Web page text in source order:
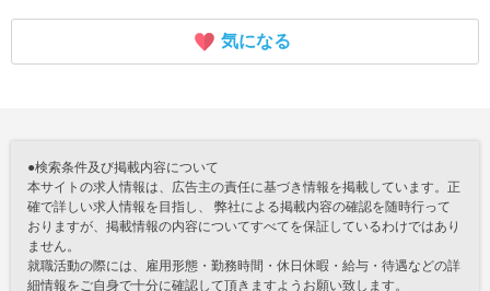
気になる
●検索条件及び掲載内容について
本サイトの求人情報は、広告主の責任に基づき情報を掲載しています。正
確で詳しい求人情報を目指し、 弊社による掲載内容の確認を随時行って
おりますが、掲載情報の内容についてすべてを保証しているわけではあり
ません。
就職活動の際には、雇用形態・勤務時間・休日休暇・給与・待遇などの詳
細情報をご自身で十分に確認して頂きますようお願い致します。